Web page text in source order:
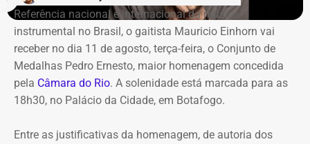
“negligente e temerário”.
Entre os principais pontos apontados pela auditoria
estão:
Mudança brusca na estratégia de investimento: a
20% logo na primeira reunião da nova gestão,
Referência nacional e internacional da música
instrumental no Brasil, o gaitista Mauricio Einhorn vai
receber no dia 11 de agosto, terça-feira, o Conjunto de
Medalhas Pedro Ernesto, maior homenagem concedida
pela Câmara do Rio. A solenidade está marcada para as
18h30, no Palácio da Cidade, em Botafogo.
Entre as justificativas da homenagem, de autoria dos